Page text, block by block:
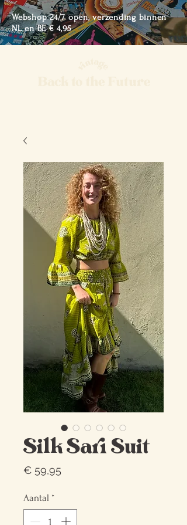
Webshop 24/7 open, verzending binnen
NL en BE € 4,95
Silk Sari Suit
€ 59,95Prijs
Aantal *